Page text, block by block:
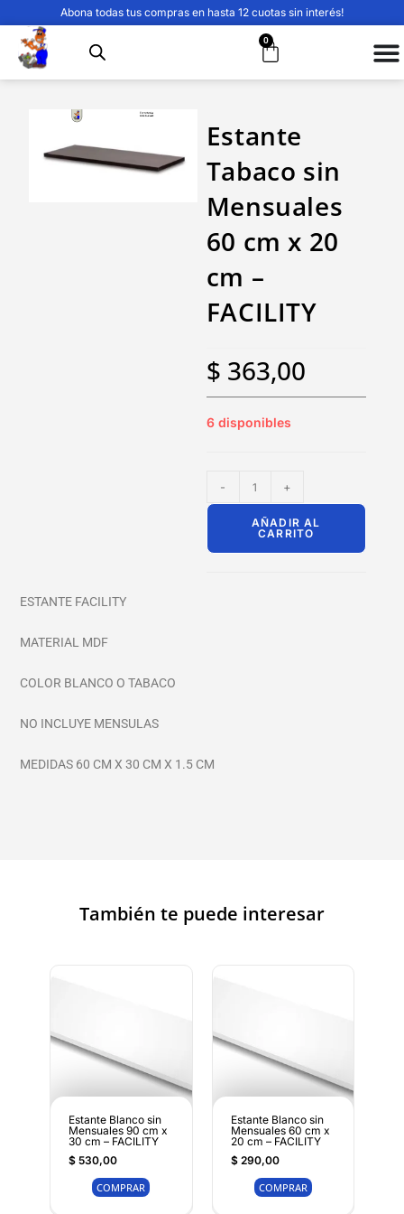
Abona todas tus compras en hasta 12 cuotas sin interés!
0
Estante
Tabaco sin
Mensuales
60 cm x 20
cm –
FACILITY
$ 363,00
6 disponibles
- +
AÑADIR AL
CARRITO
ESTANTE FACILITY
MATERIAL MDF
COLOR BLANCO O TABACO
NO INCLUYE MENSULAS
MEDIDAS 60 CM X 30 CM X 1.5 CM
También te puede interesar
Estante Blanco sin
Mensuales 90 cm x
30 cm – FACILITY
$530,00
COMPRAR
Estante Blanco sin
Mensuales 60 cm x
20 cm – FACILITY
$290,00
COMPRAR